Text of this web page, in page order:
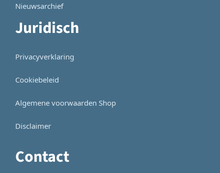
Nieuwsarchief
Juridisch
Privacyverklaring
Cookiebeleid
Algemene voorwaarden Shop
Disclaimer
Contact